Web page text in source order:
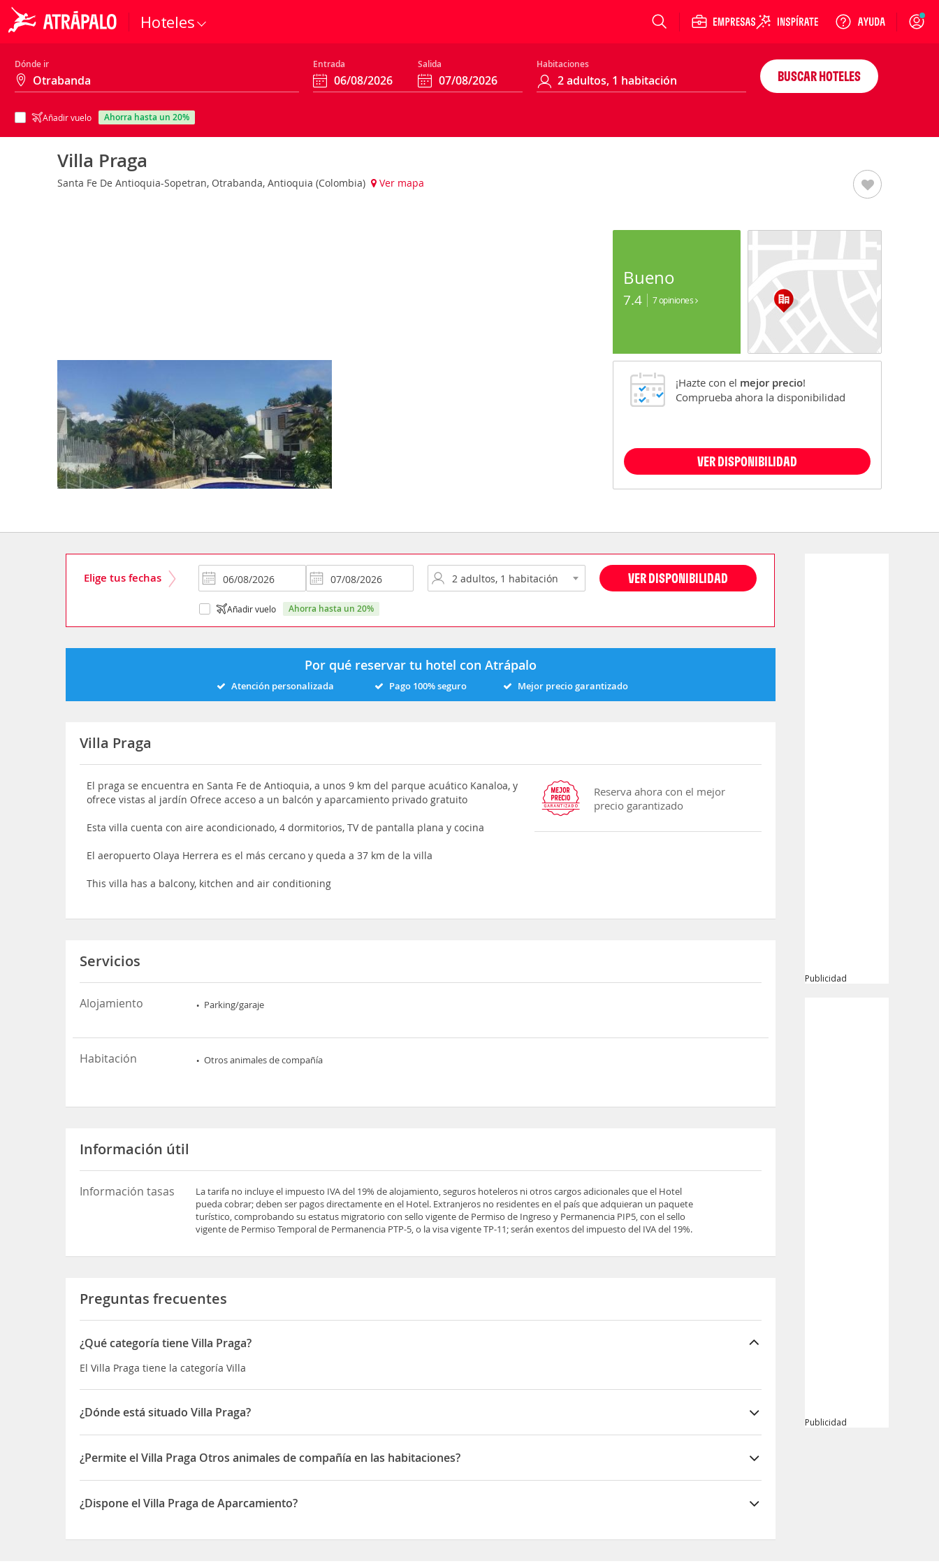
Hoteles Login
Dónde ir Entrada Salida Habitaciones
Añadir vuelo ahorra hasta un 20%
BUSCAR HOTELES
Villa Praga
Santa Fe De Antioquia-Sopetran, Otrabanda, Antioquia (Colombia) Ver mapa
Bueno
7.4 7 opiniones
¡Hazte con el mejor precio!
Comprueba ahora la disponibilidad
VER DISPONIBILIDAD
Elige tus fechas VER DISPONIBILIDAD
Añadir vuelo ahorra hasta un 20%
Por qué reservar tu hotel con Atrápalo
Atención personalizada Pago 100% seguro Mejor precio garantizado
Villa Praga
El praga se encuentra en Santa Fe de Antioquia, a unos 9 km del parque acuático Kanaloa, y
ofrece vistas al jardín Ofrece acceso a un balcón y aparcamiento privado gratuito
Esta villa cuenta con aire acondicionado, 4 dormitorios, TV de pantalla plana y cocina
El aeropuerto Olaya Herrera es el más cercano y queda a 37 km de la villa
This villa has a balcony, kitchen and air conditioning
Reserva ahora con el mejor
precio garantizado
Servicios
Alojamiento Parking/garaje
Habitación Otros animales de compañía
Información útil
Información tasas
La tarifa no incluye el impuesto IVA del 19% de alojamiento, seguros hoteleros ni otros cargos adicionales que el Hotel
pueda cobrar; deben ser pagos directamente en el Hotel. Extranjeros no residentes en el país que adquieran un paquete
turístico, comprobando su estatus migratorio con sello vigente de Permiso de Ingreso y Permanencia PIP5, con el sello
vigente de Permiso Temporal de Permanencia PTP-5, o la visa vigente TP-11; serán exentos del impuesto del IVA del 19%.
Preguntas frecuentes
¿Qué categoría tiene Villa Praga?
El Villa Praga tiene la categoría Villa
¿Dónde está situado Villa Praga?
El Villa Praga está situado en Santa Fe De Antioquia-Sopetran
¿Permite el Villa Praga Otros animales de compañía en las habitaciones?
Sí, el Villa Praga permite Otros animales de compañía en las habitaciones
¿Dispone el Villa Praga de Aparcamiento?
Publicidad
Publicidad